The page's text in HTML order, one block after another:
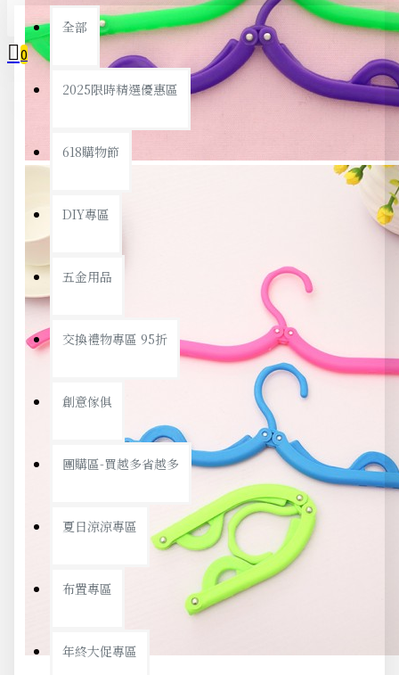
全部
2025限時精選優惠區
618購物節
DIY專區
五金用品
交換禮物專區 95折
創意傢俱
團購區-買越多省越多
夏日涼涼專區
布置專區
年終大促專區
0
您的購物車內沒有商品！